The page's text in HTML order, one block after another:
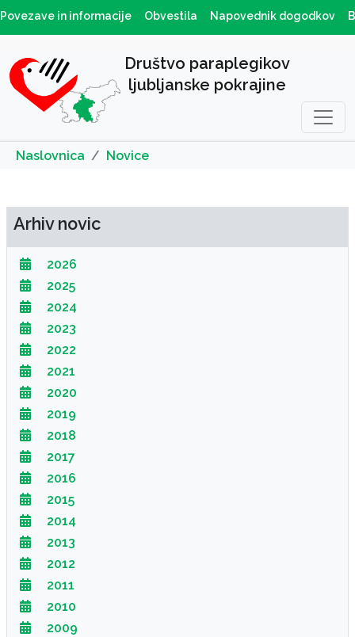
Povezave in informacije Obvestila Napovednik dogodkov
Društvo paraplegikov
ljubljanske pokrajine
Naslovnica Novice
Arhiv novic
2026
2025
2024
2023
2022
2021
2020
2019
2018
2017
2016
2015
2014
2013
2012
2011
2010
2009